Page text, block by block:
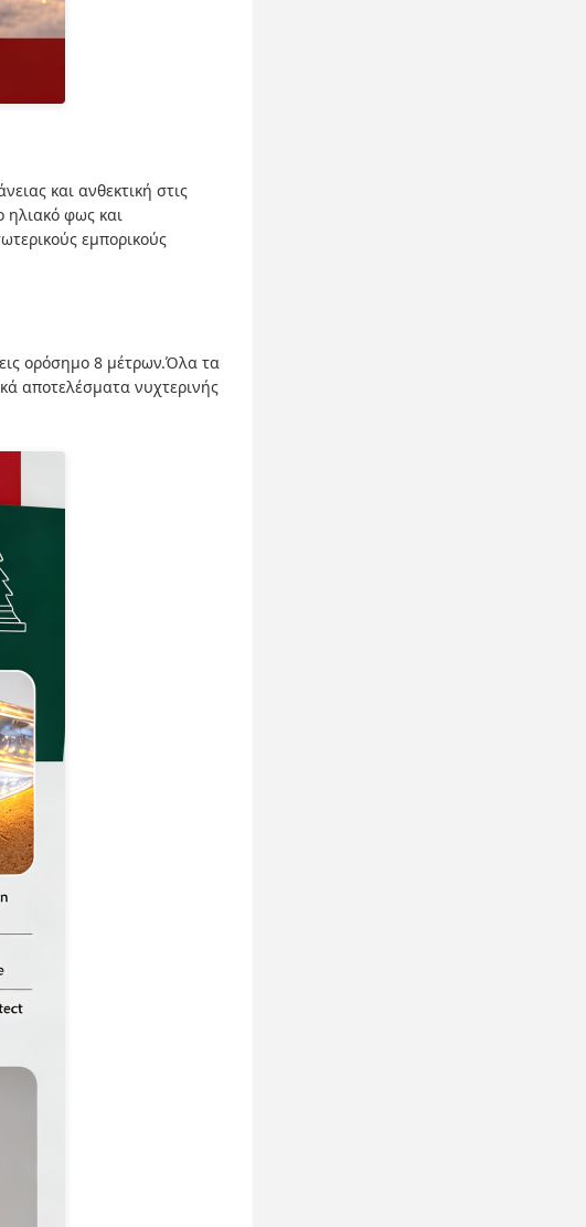
και ανθεκτική στις
ηλιακό φως και
εμπορικούς
ορόσημο 8 μέτρων.Όλα τα
αποτελέσματα νυχτερινής